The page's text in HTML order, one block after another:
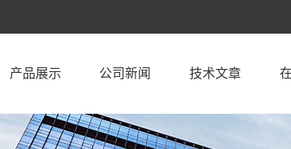
产品展示 公司新闻 技术文章